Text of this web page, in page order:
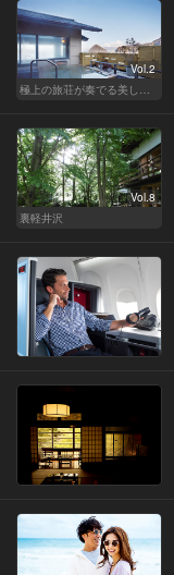
Vol.2
極上の旅荘が奏でる美しき寛ぎ
Vol.8
裏軽井沢